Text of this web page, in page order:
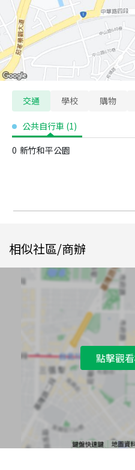
交通 學校 購物
公共自行車 (1)
0 新竹和平公園
相似社區/商辦
點擊觀